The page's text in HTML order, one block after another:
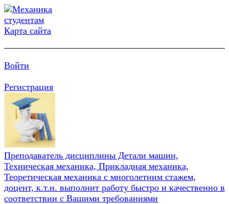
Карта сайта
Войти
Регистрация
Преподаватель дисциплины Детали машин,
Техническая механика, Прикладная механика,
Теоретическая механика с многолетним стажем,
доцент, к.т.н. выполнит работу быстро и качественно в
соответствии с Вашими требованиями